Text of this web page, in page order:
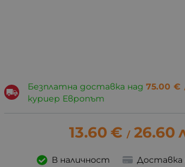
Безплатна доставка над 75.00 €
куриер Европът
13.60 € / 26.60
В наличност Доставка